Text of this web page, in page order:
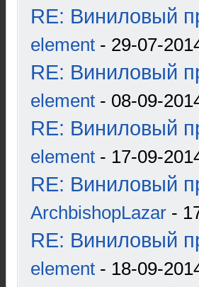
RE: Виниловый
element - 29-07-
RE: Виниловый
element - 08-09-
RE: Виниловый
element - 17-09-
RE: Виниловый
ArchbishopLazar -
RE: Виниловый
element - 18-09-